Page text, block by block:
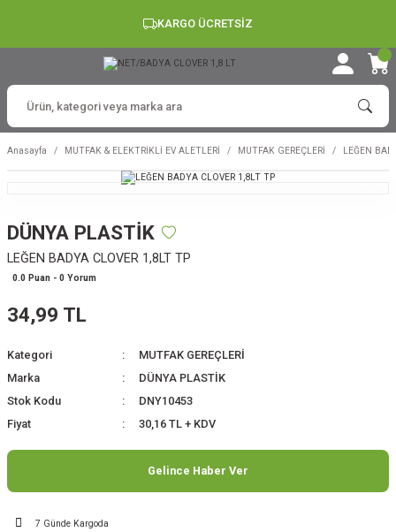
KARGO ÜCRETSİZ
Anasayfa MUTFAK & ELEKTRİKLİ EV ALETLERİ MUTFAK GEREÇLERİ LEĞEN
DÜNYA PLASTİK
LEĞEN BADYA CLOVER 1,8LT TP
0.0 Puan - 0 Yorum
34,99 TL
Kategori
MUTFAK GEREÇLERİ
Marka
DÜNYA PLASTİK
Stok Kodu
DNY10453
Fiyat
30,16 TL + KDV
Gelince Haber Ver
7 Günde Kargoda